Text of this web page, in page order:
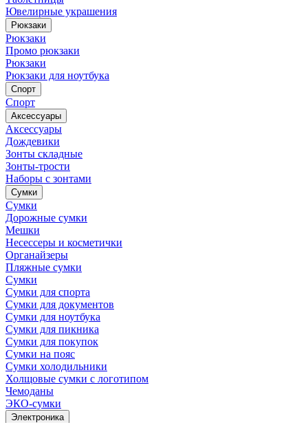
Ювелирные украшения
Рюкзаки
Рюкзаки
Промо рюкзаки
Рюкзаки
Рюкзаки для ноутбука
Спорт
Спорт
Аксессуары
Аксессуары
Дождевики
Зонты складные
Зонты-трости
Наборы с зонтами
Сумки
Сумки
Дорожные сумки
Мешки
Несессеры и косметички
Органайзеры
Пляжные сумки
Сумки
Сумки для спорта
Сумки для документов
Сумки для ноутбука
Сумки для пикника
Сумки для покупок
Сумки на пояс
Сумки холодильники
Холщовые сумки с логотипом
Чемоданы
ЭКО-сумки
Электроника